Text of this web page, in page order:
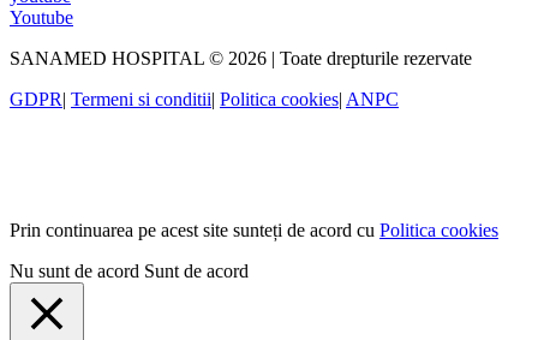
Youtube
SANAMED HOSPITAL © 2026 | Toate drepturile rezervate
GDPR| Termeni si conditii| Politica cookies| ANPC
Prin continuarea pe acest site sunteți de acord cu Politica cookies
Nu sunt de acord Sunt de acord